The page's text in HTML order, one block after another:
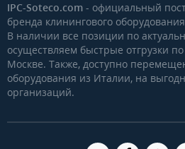
IPC-Soteco.com - официальный
бренда клинингового
В наличии все позиции по
осуществляем быстрые отгрузки
Москве. Также, доступно
оборудования из Италии, на
организаций.